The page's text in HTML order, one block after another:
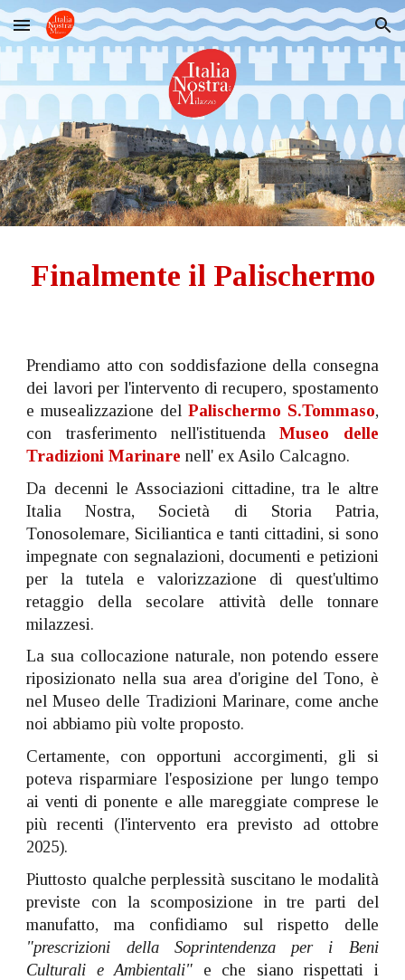
Skip to main content Skip to navigation
Finalmente il Palischermo
Prendiamo atto con soddisfazione della consegna
dei lavori per l'intervento di recupero, spostamento
e musealizzazione del Palischermo S.Tommaso,
con trasferimento nell'istituendaMuseo delle
Tradizioni Marinare nell' ex Asilo Calcagno.
Da decenni le Associazioni cittadine, tra le altre
Italia Nostra, Società di Storia Patria,
Tonosolemare, Siciliantica e tanti cittadini, si sono
impegnate con segnalazioni, documenti e petizioni
per la tutela e valorizzazione di quest'ultimo
retaggio della secolare attività delle tonnare
milazzesi.
La sua collocazione naturale, non potendo essere
riposizionato nella sua area d'origine del Tono, è
nel Museo delle Tradizioni Marinare, come anche
noi abbiamo più volte proposto.
Certamente, con opportuni accorgimenti, gli si
poteva risparmiare l'esposizione per lungo tempo
ai venti di ponente e alle mareggiate comprese le
più recenti (l'intervento era previsto ad ottobre
2025).
Piuttosto qualche perplessità suscitano le modalità
previste con la scomposizione in tre parti del
manufatto, ma confidiamo sul rispetto delle
"prescrizioni della Soprintendenza per i Beni
Culturali e Ambientali" e che siano rispettati i